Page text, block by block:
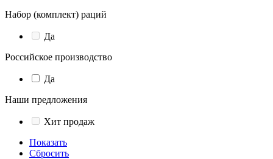
Набор (комплект) раций
Да
Российское производство
Да
Наши предложения
Хит продаж
Показать
Сбросить